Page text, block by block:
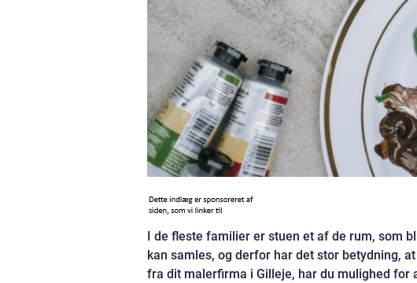
I de fleste familier er stuen et af de rum, som
kan samles, og derfor har det stor betydning,
fra dit malerfirma i Gilleje, har du mulighed for